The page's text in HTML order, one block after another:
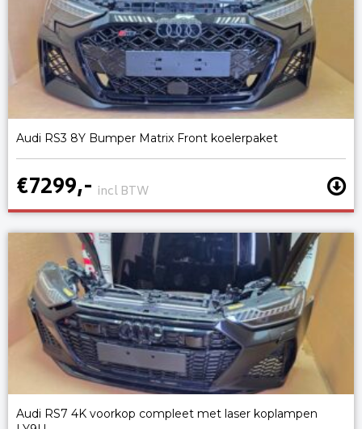
Audi RS3 8Y Bumper Matrix Front koelerpaket
€7299,- incl BTW
Audi RS7 4K voorkop compleet met laser koplampen